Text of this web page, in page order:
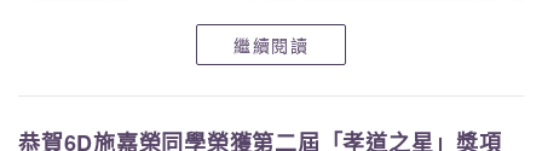
冠軍5A-1 杜思宜 李紫盈 孫盟惠 黃頌恩 莊惠淼 黎瑞鋒
繼續閱讀
恭賀6D施嘉榮同學榮獲第二屆「孝道之星」獎項